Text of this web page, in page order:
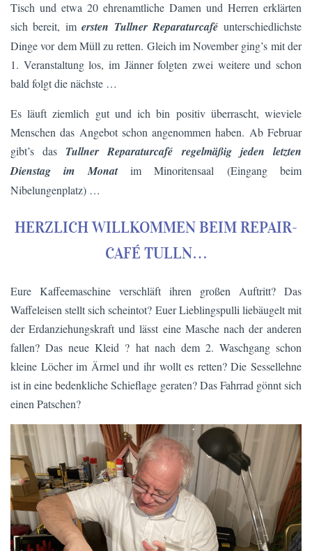
Tisch und etwa 20 ehrenamtliche Damen und Herren erklärten
sich bereit, im ersten Tullner Reparaturcafé unterschiedlichste
Dinge vor dem Müll zu retten. Gleich im November ging’s mit der
1. Veranstaltung los, im Jänner folgten zwei weitere und schon
bald folgt die nächste …
Es läuft ziemlich gut und ich bin positiv überrascht, wieviele
Menschen das Angebot schon angenommen haben. Ab Februar
gibt’s das Tullner Reparaturcafé regelmäßig jeden letzten
Dienstag im Monat im Minoritensaal (Eingang beim
Nibelungenplatz) …
HERZLICH WILLKOMMEN BEIM REPAIR-
CAFÉ TULLN…
Eure Kaffeemaschine verschläft ihren großen Auftritt? Das
Waffeleisen stellt sich scheintot? Euer Lieblingspulli liebäugelt mit
der Erdanziehungskraft und lässt eine Masche nach der anderen
fallen? Das neue Kleid ? hat nach dem 2. Waschgang schon
kleine Löcher im Ärmel und ihr wollt es retten? Die Sessellehne
ist in eine bedenkliche Schieflage geraten? Das Fahrrad gönnt sich
einen Patschen?